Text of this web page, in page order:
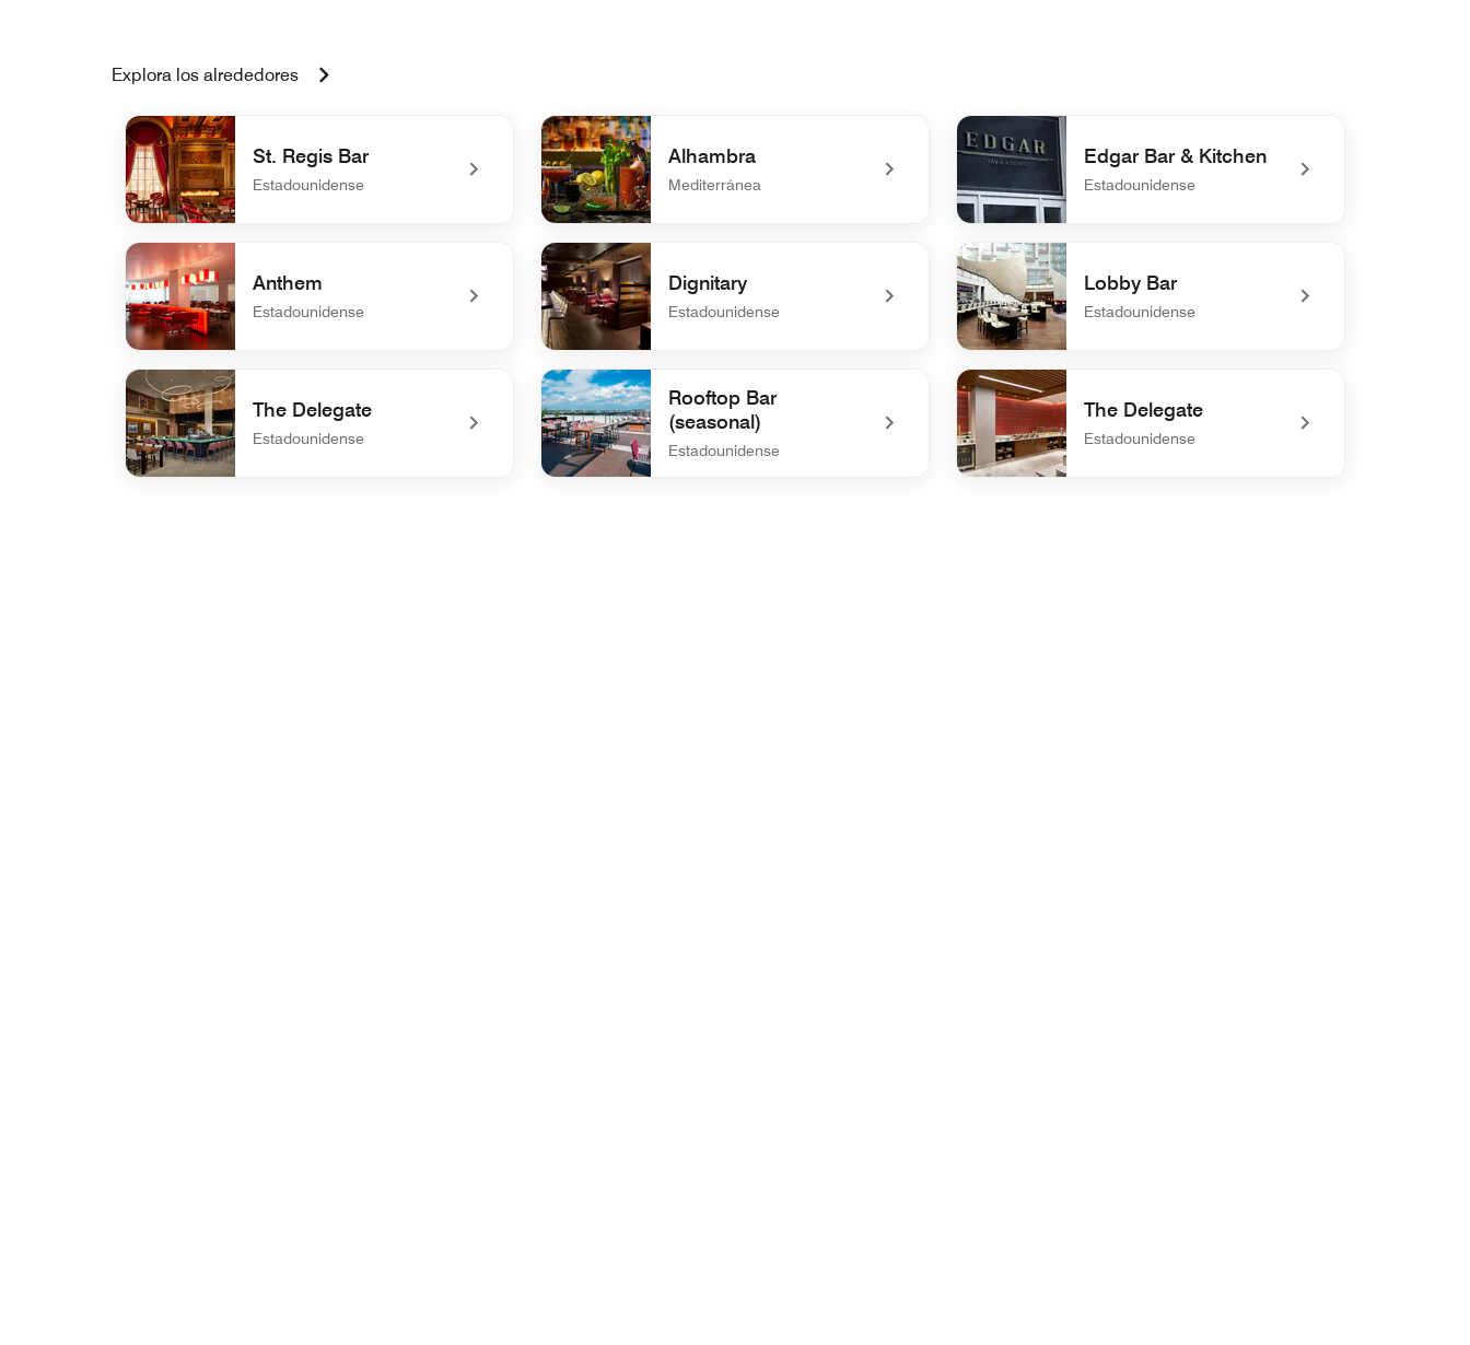
Explora los alrededores
St. Regis Bar
Estadounidense
undefined St. Regis Bar
Alhambra
Mediterránea
undefined Alhambra
Edgar Bar & Kitchen
Estadounidense
undefined Edgar Bar & Kitchen
Anthem
Estadounidense
undefined Anthem
Dignitary
Estadounidense
undefined Dignitary
Lobby Bar
Estadounidense
undefined Lobby Bar
The Delegate
Estadounidense
Rooftop Bar
(seasonal)
Estadounidense
The Delegate
Estadounidense